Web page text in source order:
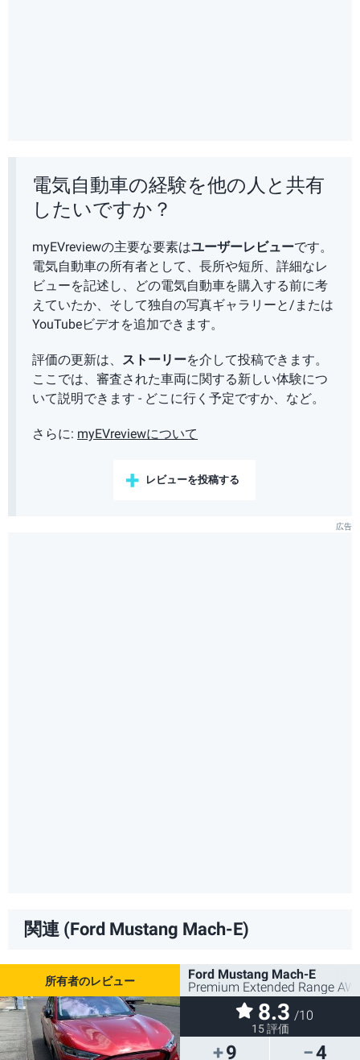
電気自動車の経験を他の人と共有
したいですか？
myEVreviewの主要な要素はユーザーレビューです。
電気自動車の所有者として、長所や短所、詳細なレ
ビューを記述し、どの電気自動車を購入する前に考
えていたか、そして独自の写真ギャラリーと/または
YouTubeビデオを追加できます。
評価の更新は、 ストーリーを介して投稿できます。
ここでは、審査された車両に関する新しい体験につ
いて説明できます - どこに行く予定ですか、など。
さらに: myEVreviewについて
レビューを投稿する
関連 (Ford Mustang Mach-E)
9 4
Ford Mustang Mach-E
Premium Extended Range
8.3 /10
15 評価